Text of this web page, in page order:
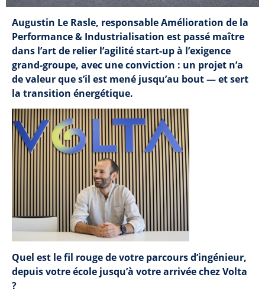
Augustin Le Rasle, responsable Amélioration de la
Performance & Industrialisation est passé maître
dans l’art de relier l’agilité start-up à l’exigence
grand-groupe, avec une conviction : un projet n’a
de valeur que s’il est mené jusqu’au bout — et sert
la transition énergétique.
Quel est le fil rouge de votre parcours d’ingénieur,
depuis votre école jusqu’à votre arrivée chez Volta
?